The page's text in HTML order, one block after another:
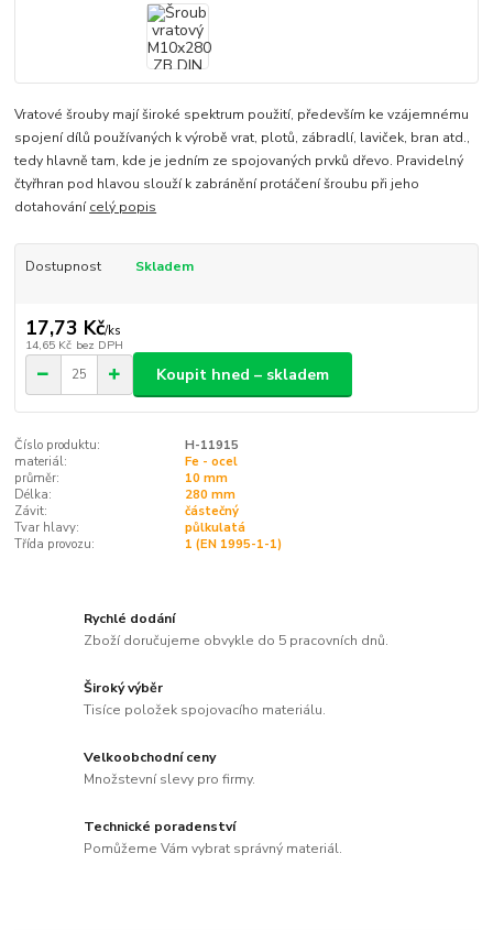
Vratové šrouby mají široké spektrum použití, především ke vzájemnému
spojení dílů používaných k výrobě vrat, plotů, zábradlí, laviček, bran atd.,
tedy hlavně tam, kde je jedním ze spojovaných prvků dřevo. Pravidelný
čtyřhran pod hlavou slouží k zabránění protáčení šroubu při jeho
dotahovánícelý popis
Dostupnost Skladem
17,73 Kč/ks
14,65 Kč bez DPH
Koupit hned – skladem
Číslo produktu:
H-11915
materiál:
Fe - ocel
průměr:
10 mm
Délka:
280 mm
Závit:
částečný
Tvar hlavy:
půlkulatá
Třída provozu:
1 (EN 1995-1-1)
Rychlé dodání
Zboží doručujeme obvykle do 5 pracovních dnů.
Široký výběr
Tisíce položek spojovacího materiálu.
Velkoobchodní ceny
Množstevní slevy pro firmy.
Technické poradenství
Pomůžeme Vám vybrat správný materiál.